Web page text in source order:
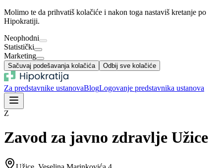
Molimo te da prihvatiš kolačiće i nakon toga nastaviš kretanje po
Hipokratiji.
Neophodni
Statistički
Marketing
Sačuvaj podešavanja kolačića Odbij sve kolačiće
Za predstavnike ustanovaBlogLogovanje predstavnika ustanova
Z
Zavod za javno zdravlje Užice